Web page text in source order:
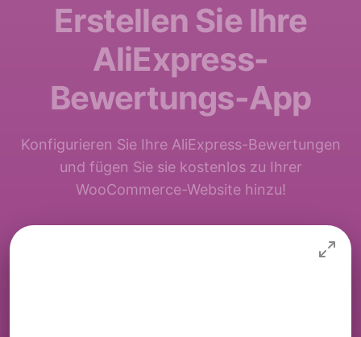
Erstellen Sie Ihre
AliExpress-
Bewertungs-App
Konfigurieren Sie Ihre AliExpress-Bewertungen
und fügen Sie sie kostenlos zu Ihrer
WooCommerce-Website hinzu!